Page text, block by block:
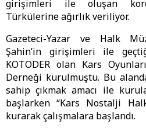
girişimleri ile oluşan
Türkülerine ağırlık veriliyor.
Gazeteci-Yazar ve Halk
Şahin’in girişimleri ile
KOTODER olan Kars
Derneği kurulmuştu. Bu
sahip çıkmak amacı ile
başlarken “Kars Nostalji
kurarak çalışmalara başlandı.